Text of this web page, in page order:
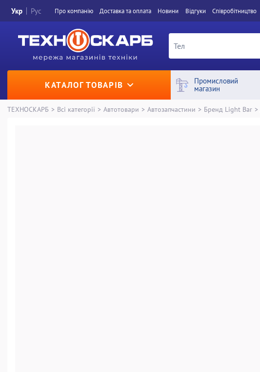
Укр Рус Про компанiю Доставка та оплата Новини Вiдгуки Співробітництво
КАТАЛОГ ТОВАРІВ
Промисловий
магазин
ТЕХНОСКАРБ > Всі категорії > Автотовари > Автозапчастини > Бренд Light Bar >